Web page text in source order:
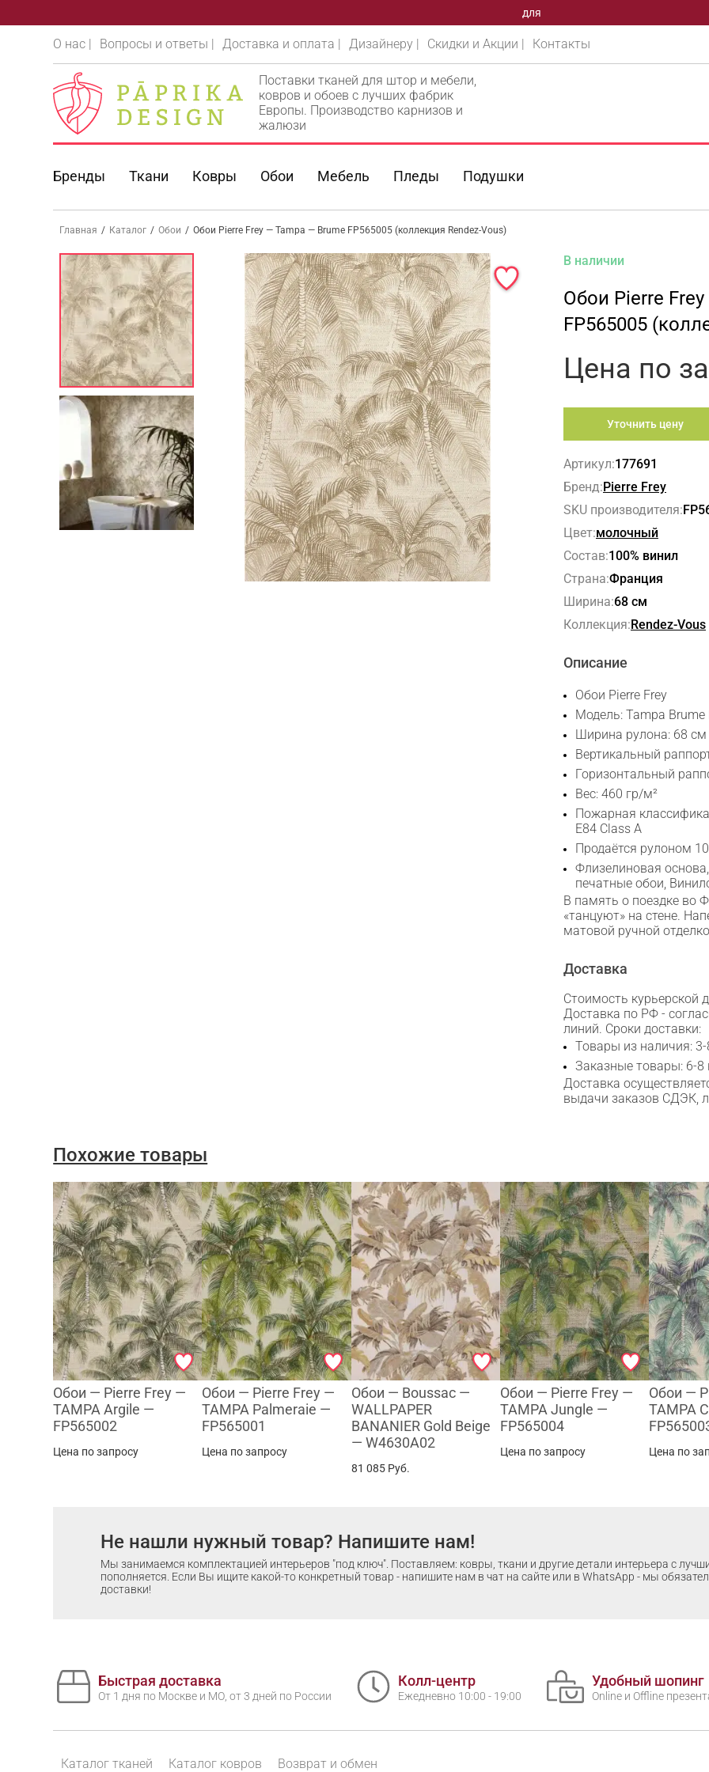
для
О нас | Вопросы и ответы | Доставка и оплата | Дизайнеру | Скидки и Акции | Контакты
Поставки тканей для штор и мебели,
ковров и обоев с лучших фабрик
Европы. Производство карнизов и
жалюзи
Бренды Ткани Ковры Обои Мебель Пледы Подушки
Главная / Каталог / Обои / Обои Pierre Frey — Tampa — Brume FP565005 (коллекция Rendez-Vous)
В наличии
Обои Pierre
FP565005
Цена по
Уточнить цену
Артикул:177691
Бренд:Pierre Frey
SKU производителя:
Цвет:молочный
Состав:100% винил
Страна:Франция
Ширина:68 см
Коллекция:Rendez-Vous
Описание
Обои Pierre Frey
Модель: Tampa Brume
Ширина рулона: 68 см
Вертикальный
Горизонтальный
Вес: 460 гр/м²
Пожарная
E84 Class A
Продаётся рулоном
Флизелиновая
печатные обои,
В память о поездке во
«танцуют» на стене.
матовой ручной
Доставка
Стоимость курьерской
Доставка по РФ -
линий. Сроки доставки:
Товары из наличия:
Заказные товары: 6-8
Доставка
выдачи заказов СДЭК,
Похожие товары
Обои — Pierre Frey —
TAMPA Argile —
FP565002
Цена по запросу
Обои — Pierre Frey —
TAMPA Palmeraie —
FP565001
Цена по запросу
Обои — Boussac —
WALLPAPER
BANANIER Gold Beige
— W4630A02
81 085 Руб.
Обои — Pierre Frey —
TAMPA Jungle —
FP565004
Цена по запросу
Обои —
TAMPA
Цена по
Не нашли нужный товар? Напишите нам!
Мы занимаемся комплектацией интерьеров "под ключ". Поставляем: ковры, ткани и другие детали интерьера с
пополняется. Если Вы ищите какой-то конкретный товар - напишите нам в чат на сайте или в WhatsApp - мы
доставки!
Быстрая доставка
От 1 дня по Москве и МО, от 3 дней по России
Колл-центр
Ежедневно 10:00 - 19:00
Удобный шопинг
Online и Offline
Каталог тканей Каталог ковров Возврат и обмен
WhatsApp
Telegram